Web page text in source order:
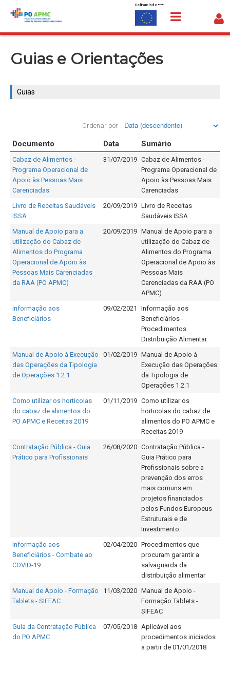
Saltar para o conteúdo
Cofinanciado por:
Guias e Orientações
Guias
Ordenar por
Documento Data Sumário
Cabaz de Alimentos -
Programa Operacional de
Apoio às Pessoas Mais
Carenciadas
31/07/2019 Cabaz de Alimentos -
Programa Operacional de
Apoio às Pessoas Mais
Carenciadas
Livro de Receitas Saudáveis
ISSA
20/09/2019 Livro de Receitas
Saudáveis ISSA
Manual de Apoio para a
utilização do Cabaz de
Alimentos do Programa
Operacional de Apoio às
Pessoas Mais Carenciadas
da RAA (PO APMC)
20/09/2019 Manual de Apoio para a
utilização do Cabaz de
Alimentos do Programa
Operacional de Apoio às
Pessoas Mais
Carenciadas da RAA (PO
APMC)
Informação aos
Beneficiários
09/02/2021
Informação aos
Beneficiários -
Procedimentos
Distribuição Alimentar
Manual de Apoio à Execução
das Operações da Tipologia
de Operações 1.2.1
01/02/2019 Manual de Apoio à
Execução das Operações
da Tipologia de
Operações 1.2.1
Como utilizar os horticolas
do cabaz de alimentos do
PO APMC e Receitas 2019
01/11/2019 Como utilizar os
horticolas do cabaz de
alimentos do PO APMC e
Receitas 2019
Contratação Pública - Guia
Prático para Profissionais
26/08/2020 Contratação Pública -
Guia Prático para
Profissionais sobre a
prevenção dos erros
mais comuns em
projetos financiados
pelos Fundos Europeus
Estruturais e de
Investimento
Informação aos
Beneficiários - Combate ao
COVID-19
02/04/2020 Procedimentos que
procuram garantir a
salvaguarda da
distribuição alimentar
Manual de Apoio - Formação
Tablets - SIFEAC
11/03/2020 Manual de Apoio -
Formação Tablets -
SIFEAC
Guia da Contratação Pública
do PO APMC
07/05/2018 Aplicável aos
procedimentos iniciados
a partir de 01/01/2018